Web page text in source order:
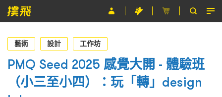
節目
主辦單位
關於撲飛
藝術 設計 工作坊
PMQ Seed 2025 感覺大開 - 體驗班
（小三至小四）：玩「轉」design